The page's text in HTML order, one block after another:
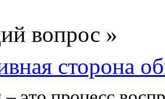
вопрос »
сторона